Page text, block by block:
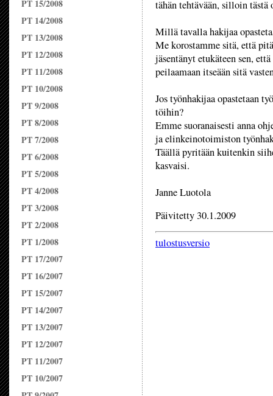
PT 15/2008
PT 14/2008
PT 13/2008
PT 12/2008
PT 11/2008
PT 10/2008
PT 9/2008
PT 8/2008
PT 7/2008
PT 6/2008
PT 5/2008
PT 4/2008
PT 3/2008
PT 2/2008
PT 1/2008
PT 17/2007
PT 16/2007
PT 15/2007
PT 14/2007
PT 13/2007
PT 12/2007
PT 11/2007
PT 10/2007
tähän tehtävään, silloin tästä
Millä tavalla hakijaa
Me korostamme sitä, että
jäsentänyt etukäteen sen,
peilaamaan itseään sitä
Jos työnhakijaa opastetaan
töihin?
Emme suoranaisesti anna
ja elinkeinotoimiston
Täällä pyritään kuitenkin
kasvaisi.
Janne Luotola
Päivitetty 30.1.2009
tulostusversio